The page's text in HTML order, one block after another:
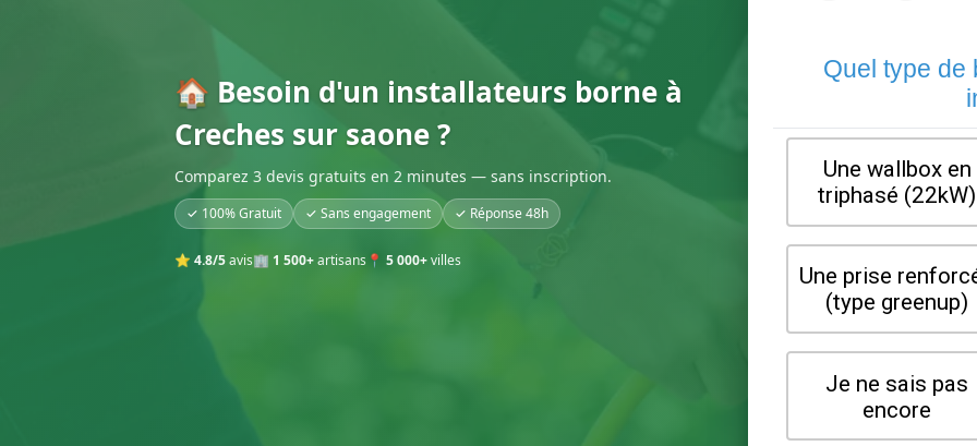
🏠 Besoin d'un installateurs borne à
Creches sur saone ?
Comparez 3 devis gratuits en 2 minutes — sans inscription.
✓ 100% Gratuit ✓ Sans engagement ✓ Réponse 48h
⭐ 4.8/5avis🏢 1 500+artisans 📍 5 000+villes